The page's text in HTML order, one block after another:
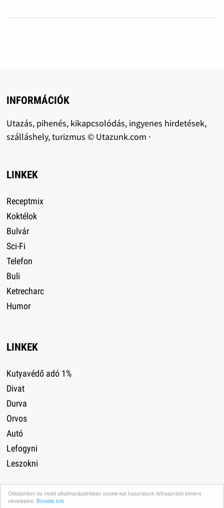
Oldalainkon és mobil alkalmazásainkban cookie-kat használunk felhasználói élmény
növelésére. Bővebb info
INFORMÁCIÓK
Utazás, pihenés, kikapcsolódás, ingyenes hirdetések,
szálláshely, turizmus © Utazunk.com ·
LINKEK
Receptmix
Koktélok
Bulvár
Sci-Fi
Telefon
Buli
Ketrecharc
Humor
LINKEK
Kutyavédő adó 1%
Divat
Durva
Orvos
Autó
Lefogyni
Leszokni